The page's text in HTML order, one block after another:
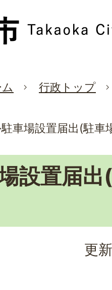
行政トップ
車場設置届出(駐車
設置届
更